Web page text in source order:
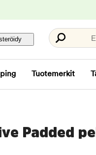
Tuotemerkit
Padded